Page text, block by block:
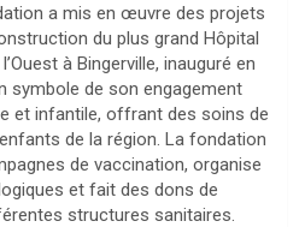
a mis en œuvre des projets
du plus grand Hôpital
à Bingerville, inauguré en
symbole de son engagement
et infantile, offrant des soins de
de la région. La fondation
de vaccination, organise
et fait des dons de
structures sanitaires.